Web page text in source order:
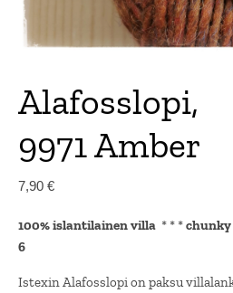
Alafosslopi,
9971 Amber
7,90 €
100% islantilainen villa * * *chunky
6
Istexin Alafosslopi on paksu